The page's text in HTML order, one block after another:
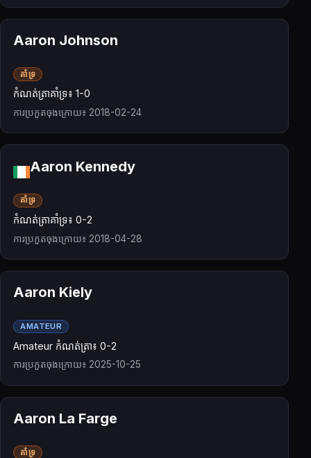
Aaron Johnson
គាំទ្រ
កំណត់ត្រាគាំទ្រ៖ 1-0
ការប្រកួតចុងក្រោយ៖ 2018-02-24
Aaron Kennedy
គាំទ្រ
កំណត់ត្រាគាំទ្រ៖ 0-2
ការប្រកួតចុងក្រោយ៖ 2018-04-28
Aaron Kiely
AMATEUR
Amateur កំណត់ត្រា៖ 0-2
ការប្រកួតចុងក្រោយ៖ 2025-10-25
Aaron La Farge
គាំទ្រ